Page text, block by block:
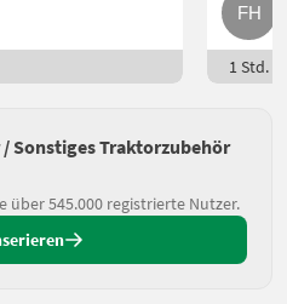
1 Std.
Sonstiges Traktorzubehör
über 545.000 registrierte Nutzer.